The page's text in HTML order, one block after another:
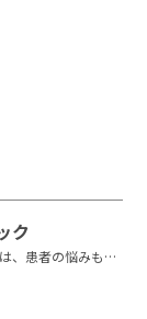
ク
、患者の悩みも解